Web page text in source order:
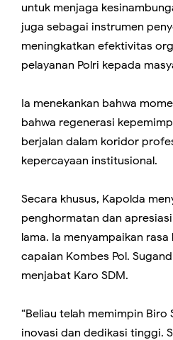
untuk menjaga
juga sebagai instrumen
meningkatkan efektivitas
pelayanan Polri kepada
Ia menekankan bahwa
bahwa regenerasi
berjalan dalam koridor
kepercayaan institusional.
Secara khusus, Kapolda
penghormatan dan
lama. Ia menyampaikan
capaian Kombes Pol.
menjabat Karo SDM.
“Beliau telah memimpin
inovasi dan dedikasi tinggi.